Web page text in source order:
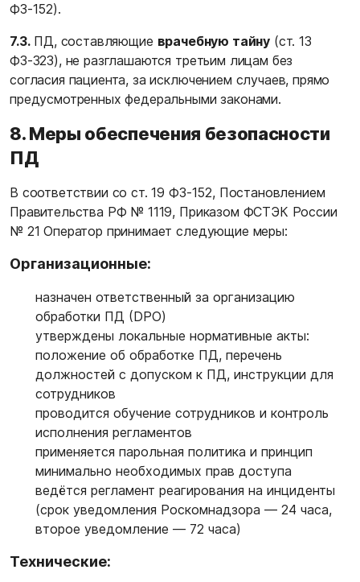
ФЗ-152).
7.3.ПД, составляющие врачебную тайну (ст. 13
ФЗ-323), не разглашаются третьим лицам без
согласия пациента, за исключением случаев, прямо
предусмотренных федеральными законами.
8. Меры обеспечения безопасности
ПД
В соответствии со ст. 19 ФЗ-152, Постановлением
Правительства РФ № 1119, Приказом ФСТЭК России
№ 21 Оператор принимает следующие меры:
Организационные:
назначен ответственный за организацию
обработки ПД (DPO)
утверждены локальные нормативные акты:
положение об обработке ПД, перечень
должностей с допуском к ПД, инструкции для
сотрудников
проводится обучение сотрудников и контроль
исполнения регламентов
применяется парольная политика и принцип
минимально необходимых прав доступа
ведётся регламент реагирования на инциденты
(срок уведомления Роскомнадзора — 24 часа,
второе уведомление — 72 часа)
Технические: